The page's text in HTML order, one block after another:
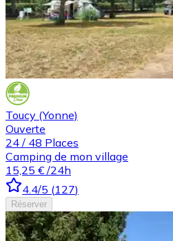
Toucy (Yonne)
Ouverte
24 / 48 Places
Camping de mon village
15,25 € /24h
4.4/5 (127)
Réserver